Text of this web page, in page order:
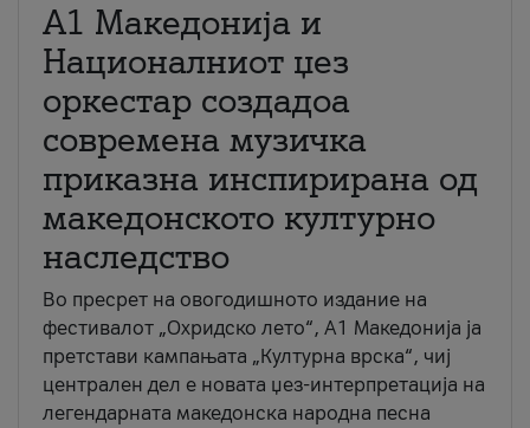
А1 Македонија и
Националниот џез
оркестар создадоа
современа музичка
приказна инспирирана од
македонското културно
наследство
Во пресрет на овогодишното издание на
фестивалот „Охридско лето“, А1 Македонија ја
претстави кампањата „Културна врска“, чиј
централен дел е новата џез-интерпретација на
легендарната македонска народна песна